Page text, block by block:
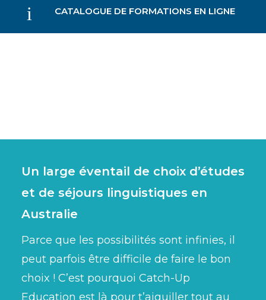
i CATALOGUE DE FORMATIONS EN LIGNE
Un large éventail de choix d’études
et de séjours linguistiques en
Australie
Parce que les possibilités sont infinies, il
peut parfois être difficile de faire le bon
choix ! C’est pourquoi Catch-Up
Education est là pour t’aiguiller tout au